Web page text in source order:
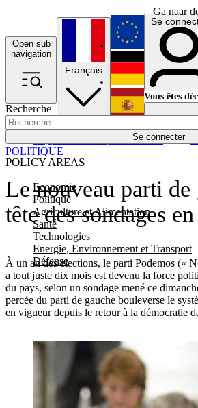
Ga naar
Open sub
navigation
Recherche
Se connecter
POLICY AREAS
Economie
Politique
Agriculture et Alimentation
Santé
Technologies
Energie, Environnement et Transport
Défense
Économie
Français
English
Deutsch
Español
Se
Vous êtes
Le nouveau parti de
tête des sondages
À un an des élections, le parti Podemos («
a tout juste dix mois est devenu la force
du pays, selon un sondage mené ce
percée du parti de gauche bouleverse le
en vigueur depuis le retour à la démocratie
POLITIQUE